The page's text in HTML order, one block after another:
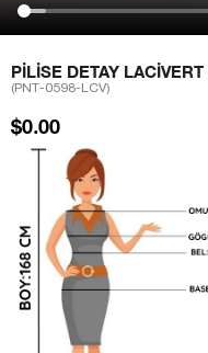
PILISE DETAY
(PNT-0598-LCV)
$0.00